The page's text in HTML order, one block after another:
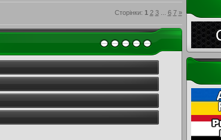
Сторінки: 1 2 3 6 7 »